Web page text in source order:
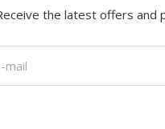
the latest offers and